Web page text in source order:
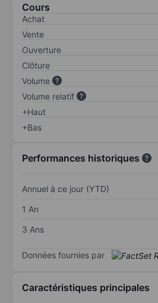
Cours
Achat
Vente
Ouverture
Clôture
Volume
Volume relatif
+Haut
+Bas
Performances historiques
Annuel à ce jour (YTD)
1 An
3 Ans
Données fournies par
Caractéristiques principales